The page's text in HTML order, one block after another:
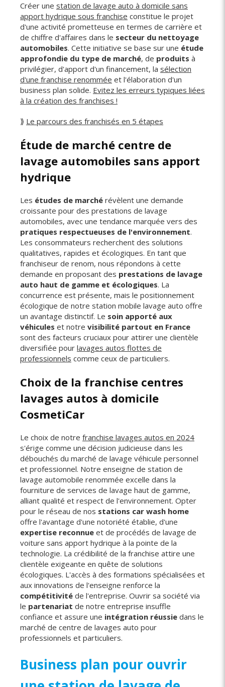
Créer une station de lavage auto à domicile sans
apport hydrique sous franchise constitue le projet
d'une activité prometteuse en termes de carrière et
de chiffre d'affaires dans le secteur du nettoyage
automobiles. Cette initiative se base sur une étude
approfondie du type de marché, de produits à
privilégier, d'apport d'un financement, la sélection
d'une franchise renommée et l'élaboration d'un
business plan solide. Evitez les erreurs typiques liées
à la création des franchises !
⟫ Le parcours des franchisés en 5 étapes
Étude de marché centre de
lavage automobiles sans apport
hydrique
Les études de marché révèlent une demande
croissante pour des prestations de lavage
automobiles, avec une tendance marquée vers des
pratiques respectueuses de l'environnement.
Les consommateurs recherchent des solutions
qualitatives, rapides et écologiques. En tant que
franchiseur de renom, nous répondons à cette
demande en proposant des prestations de lavage
auto haut de gamme et écologiques. La
concurrence est présente, mais le positionnement
écologique de notre station mobile lavage auto offre
un avantage distinctif. Le soin apporté aux
véhicules et notre visibilité partout en France
sont des facteurs cruciaux pour attirer une clientèle
diversifiée pour lavages autos flottes de
professionnels comme ceux de particuliers.
Choix de la franchise centres
lavages autos à domicile
CosmetiCar
Le choix de notre franchise lavages autos en 2024
s'érige comme une décision judicieuse dans les
débouchés du marché de lavage véhicule personnel
et professionnel. Notre enseigne de station de
lavage automobile renommée excelle dans la
fourniture de services de lavage haut de gamme,
alliant qualité et respect de l'environnement. Opter
pour le réseau de nos stations car wash home
offre l'avantage d'une notoriété établie, d'une
expertise reconnue et de procédés de lavage de
voiture sans apport hydrique à la pointe de la
technologie. La crédibilité de la franchise attire une
clientèle exigeante en quête de solutions
écologiques. L'accès à des formations spécialisées et
aux innovations de l'enseigne renforce la
compétitivité de l'entreprise. Ouvrir sa société via
le partenariat de notre entreprise insuffle
confiance et assure une intégration réussie dans le
marché de centre de lavages auto pour
professionnels et particuliers.
Business plan pour ouvrir